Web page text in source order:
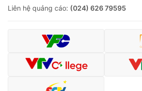
Liên hệ quảng cáo: (024) 626 79595